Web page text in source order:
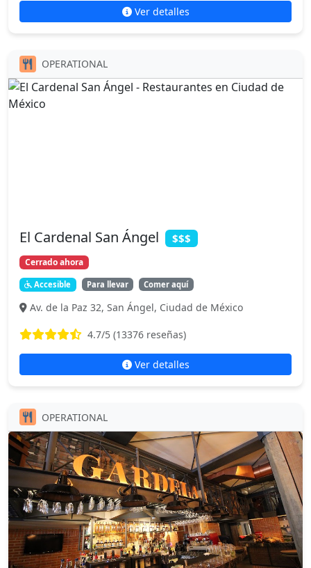
Ver detalles
OPERATIONAL
El Cardenal San Ángel $$$
Cerrado ahora
Accesible Para llevar Comer aquí
Av. de la Paz 32, San Ángel, Ciudad de México
4.7/5 (13376 reseñas)
Ver detalles
OPERATIONAL